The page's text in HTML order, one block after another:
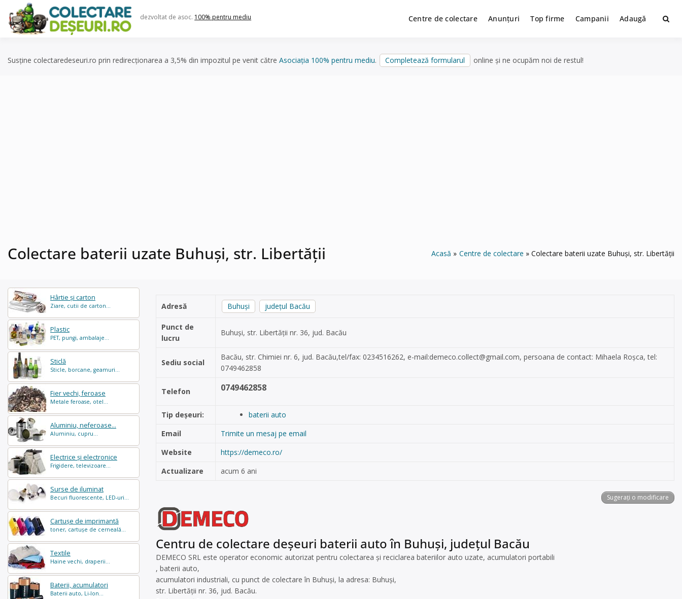
content
dezvoltat de asoc. 100% pentru mediu Centre de colectare Anunțuri Top firme Campanii Adaugă
Susține colectaredeseuri.ro prin redirecționarea a 3,5% din impozitul pe venit către Asociația 100% pentru mediu. Completează formularul online și ne ocupăm noi de restul!
Colectare baterii uzate Buhuși, str. Libertății Acasă Centre de colectare Colectare baterii uzate Buhuși, str. Libertății
Hârtie și carton
Ziare, cutii de carton...
Plastic
PET, pungi, ambalaje...
Sticlă
Sticle, borcane, geamuri...
Fier vechi, feroase
Metale feroase, otel...
Aluminiu, neferoase...
Aluminiu, cupru...
Electrice și electronice
Frigidere, televizoare...
Surse de iluminat
Becuri fluorescente, LED-uri...
Cartușe de imprimantă
toner, cartușe de cerneală...
Textile
Haine vechi, draperii...
Baterii, acumulatori
Baterii auto, Li-Ion...
Adresă Buhuși județul Bacău
Punct de
lucru
Buhuși, str. Libertății nr. 36, jud. Bacău
Sediu social
Bacău, str. Chimiei nr. 6, jud. Bacău,tel/fax: 0234516262, e-mail:demeco.collect@gmail.com, persoana de contact: Mihaela Roșca, tel:
0749462858
Telefon 0749462858
Tip deșeuri:
baterii auto
Email
Trimite un mesaj pe email
Website
https://demeco.ro/
Actualizare
acum 6 ani
Sugerați o modificare
Centru de colectare deșeuri baterii auto în Buhuși, județul Bacău
DEMECO SRL este operator economic autorizat pentru colectarea și reciclarea bateriilor auto uzate, acumulatori portabili
, baterii auto,
acumulatori industriali, cu punct de colectare în Buhuși, la adresa: Buhuși,
str. Libertății nr. 36, jud. Bacău.